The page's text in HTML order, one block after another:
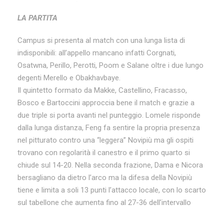
LA PARTITA
Campus si presenta al match con una lunga lista di
indisponibili: all’appello mancano infatti Corgnati,
Osatwna, Perillo, Perotti, Poom e Salane oltre i due lungo
degenti Merello e Obakhavbaye.
Il quintetto formato da Makke, Castellino, Fracasso,
Bosco e Bartoccini approccia bene il match e grazie a
due triple si porta avanti nel punteggio. Lomele risponde
dalla lunga distanza, Feng fa sentire la propria presenza
nel pitturato contro una “leggera” Novipiù ma gli ospiti
trovano con regolarità il canestro e il primo quarto si
chiude sul 14-20. Nella seconda frazione, Dama e Nicora
bersagliano da dietro l’arco ma la difesa della Novipiù
tiene e limita a soli 13 punti l’attacco locale, con lo scarto
sul tabellone che aumenta fino al 27-36 dell’intervallo